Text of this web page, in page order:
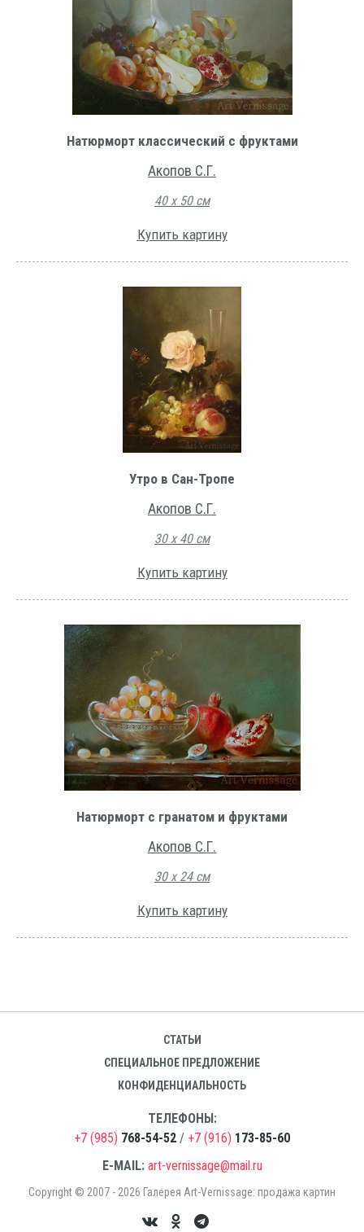
Натюрморт классический с фруктами
Акопов С.Г.
40 х 50 см
Купить картину
Утро в Сан-Тропе
Акопов С.Г.
30 х 40 см
Купить картину
Натюрморт с гранатом и фруктами
Акопов С.Г.
30 х 24 см
Купить картину
СТАТЬИ
СПЕЦИАЛЬНОЕ ПРЕДЛОЖЕНИЕ
КОНФИДЕНЦИАЛЬНОСТЬ
ТЕЛЕФОНЫ:
+7 (985) 768-54-52 / +7 (916) 173-85-60
E-MAIL: art-vernissage@mail.ru
Copyright © 2007 - 2026 Галерея Art-Vernissage: продажа картин